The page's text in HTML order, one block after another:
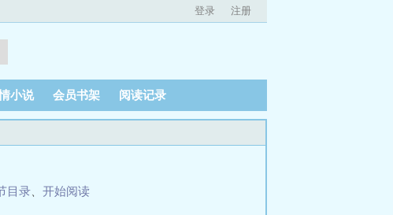
登录 注册
小说 会员书架 阅读记录
目录
开始阅读